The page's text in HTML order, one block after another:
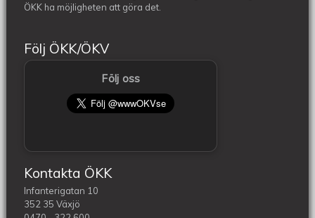
ÖKK ha möjligheten att göra det.
Följ ÖKK/ÖKV
Följ oss
Kontakta ÖKK
Infanterigatan 10
352 35 Växjö